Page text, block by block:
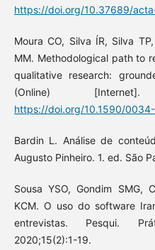
https://doi.org/10.37689/
Moura CO, Silva ÍR, Silva
MM. Methodological path to
qualitative research:
(Online)
https://doi.org/10.1590/
Bardin L. Análise de
Augusto Pinheiro. 1. ed. São
Sousa YSO, Gondim SMG,
KCM. O uso do software
entrevistas. Pesqui.
2020;15(2):1-